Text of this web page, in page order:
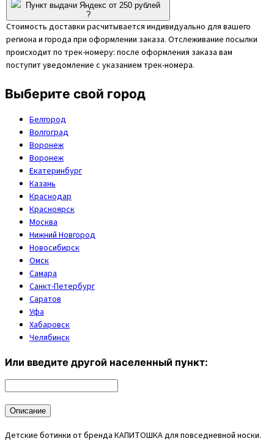
Пункт выдачи Яндекс от 250 рублей
?
Стоимость доставки расчитывается индивидуально для вашего
региона и города при оформлении заказа. Отслеживание посылки
происходит по трек-номеру: после оформления заказа вам
поступит уведомление с указанием трек-номера.
Выберите свой город
Белгород
Волгоград
Воронеж
Воронеж
Екатеринбург
Казань
Краснодар
Красноярск
Москва
Нижний Новгород
Новосибирск
Омск
Самара
Санкт-Петербург
Саратов
Уфа
Хабаровск
Челябинск
Или введите другой населенный пункт:
Описание
Детские ботинки от бренда КАПИТОШКА для повседневной носки.